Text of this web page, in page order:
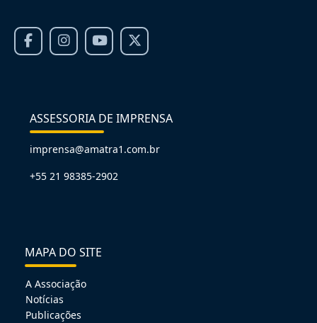
ASSESSORIA DE IMPRENSA
imprensa@amatra1.com.br
+55 21 98385-2902
MAPA DO SITE
A Associação
Notícias
Publicações